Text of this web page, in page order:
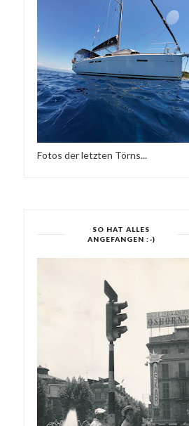
Fotos der letzten Törns...
SO HAT ALLES
ANGEFANGEN :-)